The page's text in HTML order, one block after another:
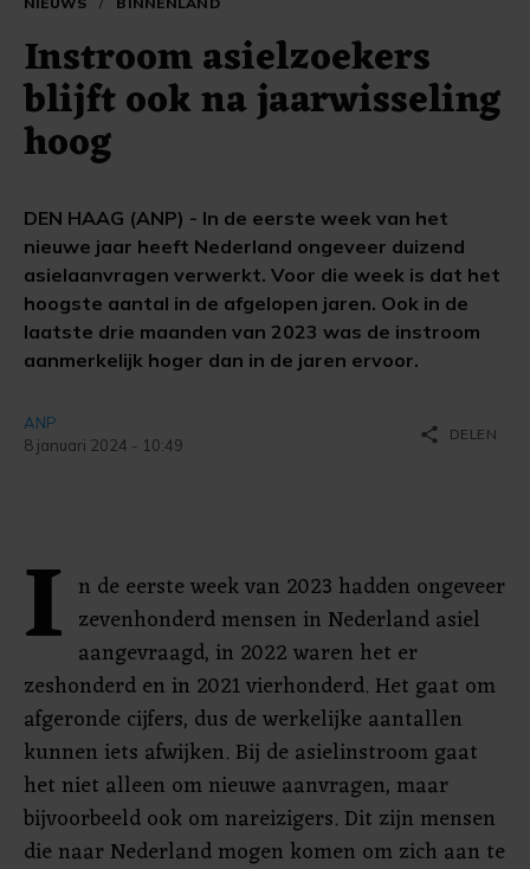
Instroom asielzoekers
blijft ook na jaarwisseling
hoog
DEN HAAG (ANP) - In de eerste week van het
nieuwe jaar heeft Nederland ongeveer duizend
asielaanvragen verwerkt. Voor die week is dat het
hoogste aantal in de afgelopen jaren. Ook in de
laatste drie maanden van 2023 was de instroom
aanmerkelijk hoger dan in de jaren ervoor.
ANP
8 januari 2024 - 10:49
share DELEN
I n de eerste week van 2023 hadden ongeveer
zevenhonderd mensen in Nederland asiel
aangevraagd, in 2022 waren het er
zeshonderd en in 2021 vierhonderd. Het gaat om
afgeronde cijfers, dus de werkelijke aantallen
kunnen iets afwijken. Bij de asielinstroom gaat
het niet alleen om nieuwe aanvragen, maar
bijvoorbeeld ook om nareizigers. Dit zijn mensen
die naar Nederland mogen komen om zich aan te